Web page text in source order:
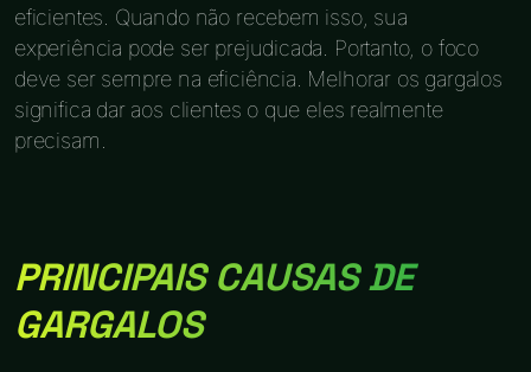
eficientes. Quando não recebem isso, sua
experiência pode ser prejudicada. Portanto, o foco
deve ser sempre na eficiência. Melhorar os gargalos
significa dar aos clientes o que eles realmente
precisam.
PRINCIPAIS CAUSAS DE
GARGALOS